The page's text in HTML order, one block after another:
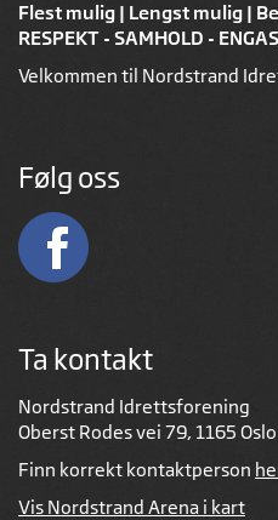
Flest mulig | Lengst mulig |
RESPEKT - SAMHOLD -
Velkommen til Nordstrand
Følg oss
Ta kontakt
Nordstrand Idrettsforening
Oberst Rodes vei 79, 1165 Oslo
Finn korrekt kontaktperson
Vis Nordstrand Arena i kart